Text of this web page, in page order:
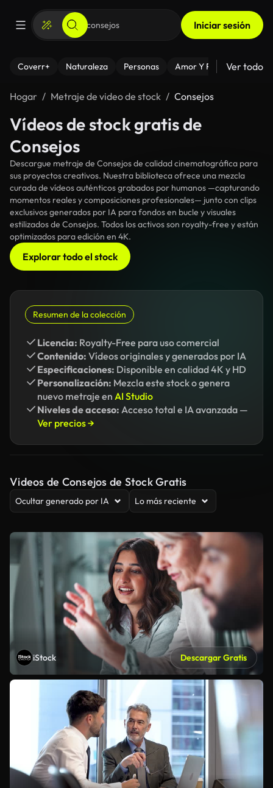
Iniciar sesión
Coverr+ Naturaleza Personas Amor Y Relaciones
Ver todo
Hogar Metraje de video de stock Consejos
Vídeos de stock gratis de
Consejos
Descargue metraje de Consejos de calidad cinematográfica para
sus proyectos creativos. Nuestra biblioteca ofrece una mezcla
curada de vídeos auténticos grabados por humanos —capturando
momentos reales y composiciones profesionales— junto con clips
exclusivos generados por IA para fondos en bucle y visuales
estilizados de Consejos. Todos los activos son royalty-free y están
optimizados para edición en 4K.
Explorar todo el stock
Resumen de la colección
Licencia: Royalty-Free para uso comercial
Contenido: Vídeos originales y generados por IA
Especificaciones: Disponible en calidad 4K y HD
Personalización: Mezcla este stock o genera
nuevo metraje en AI Studio
Niveles de acceso: Acceso total e IA avanzada —
Ver precios →
Videos de Consejos de Stock Gratis
Ocultar generado por IA Lo más reciente
iStock Descargar Gratis